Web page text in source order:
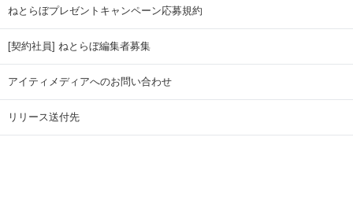
ねとらぼプレゼントキャンペーン応募規約
[契約社員] ねとらぼ編集者募集
アイティメディアへのお問い合わせ
リリース送付先